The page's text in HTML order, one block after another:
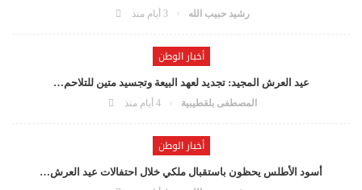
رشيد حبيب الله 3 أيام منذ
أخبار الوطن
عيد العرش المجيد: تجديد لعهد البيعة وتجسيد متين للتلاحم…
المصطفى بلقطيبية 4 أيام منذ
أخبار الوطن
أسود الأطلس يحظون باستقبال ملكي خلال احتفالات عيد العرش…